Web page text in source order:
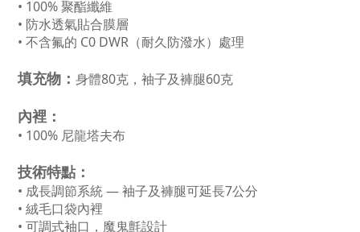
• 100% 聚酯纖維
• 防水透氣貼合膜層
• 不含氟的 C0 DWR（耐久防潑水）處理
填充物： 身體80克，袖子及褲腿60克
內裡：
• 100% 尼龍塔夫布
技術特點：
• 成長調節系統 — 袖子及褲腿可延長7公分
• 絨毛口袋內裡
• 可調式袖口，魔鬼氈設計